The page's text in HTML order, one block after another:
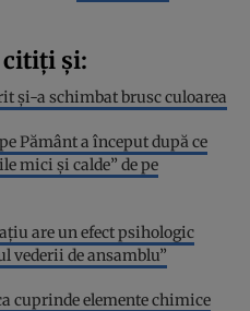
citiți și:
și-a schimbat brusc culoarea
Pământ a început după ce
mici şi calde” de pe
are un efect psihologic
vederii de ansamblu”
cuprinde elemente chimice